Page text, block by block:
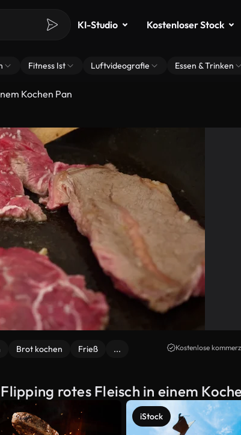
KI-Studio Kostenloser Stock
Fitness Ist Luftvideografie Essen & Trinken
Kochen Pan
Brot kochen Frieß ... Kostenlose
rotes Fleisch in einem
iStock